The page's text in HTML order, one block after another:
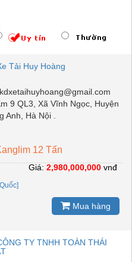
Tải Huy Hoàng
kdxetaihuyhoang@gmail.com
9 QL3, Xã Vĩnh Ngọc, Huyện
Anh, Hà Nội .
12 Tấn
Giá: 2,980,000,000 vnđ
Mua hàng
TY TNHH TOÀN THÁI